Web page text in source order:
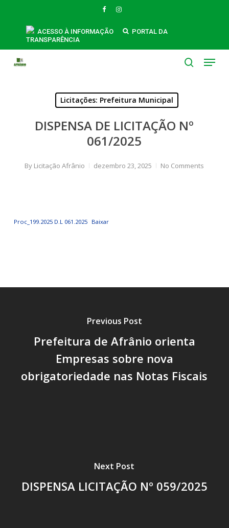
FACEBOOKINSTAGRAM
ACESSO À INFORMAÇÃO
PORTAL DA
TRANSPARÊNCIA
Menu
Licitações: Prefeitura Municipal
DISPENSA DE LICITAÇÃO Nº
061/2025
By Licitação Afrânio dezembro 23, 2025 No Comments
Proc_199.2025 D.L 061.2025 Baixar
Previous Post
Prefeitura de Afrânio orienta
Empresas sobre nova
obrigatoriedade nas Notas Fiscais
Next Post
DISPENSA LICITAÇÃO Nº 059/2025